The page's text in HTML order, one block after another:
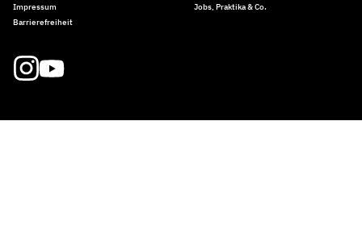
Impressum
Barrierefreiheit
Jobs, Praktika & Co.